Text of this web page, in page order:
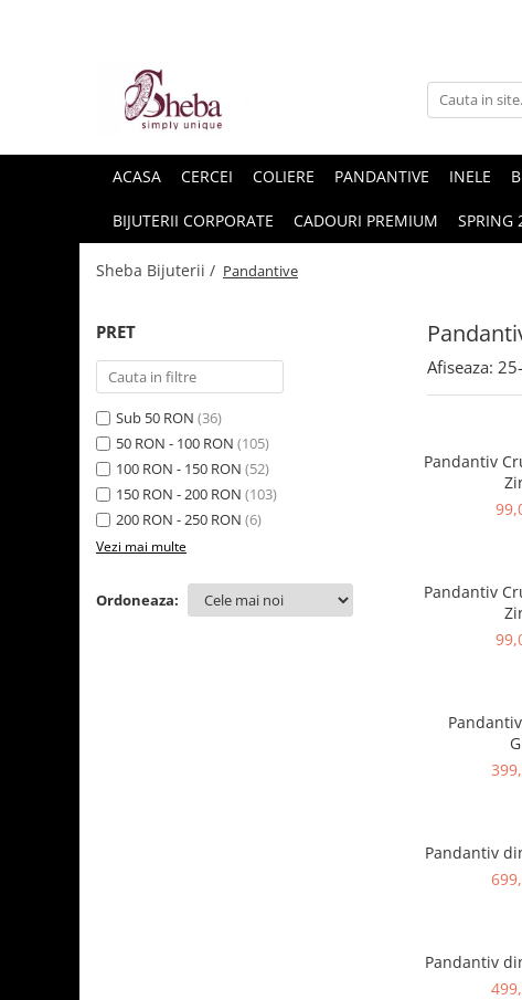
ACASA CERCEI COLIERE PANDANTIVE INELE
BIJUTERII CORPORATE CADOURI PREMIUM SPRING
Sheba Bijuterii / Pandantive
PRET
Sub 50 RON (36)
50 RON - 100 RON (105)
100 RON - 150 RON (52)
150 RON - 200 RON (103)
200 RON - 250 RON (6)
Vezi mai multe
Ordoneaza:
Afiseaza: 25-
Pandantiv
Pandantiv
Pandantiv
Pandantiv